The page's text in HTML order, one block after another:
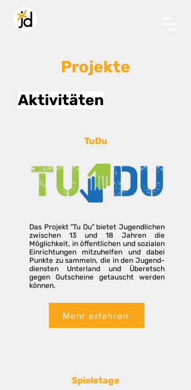
Projekte
Aktivitäten
Das Projekt "Tu Du" bietet Jugendlichen
zwischen 13 und 18 Jahren die
Möglichkeit, in öffentlichen und sozialen
Einrichtungen mitzuhelfen und dabei
Punkte zu sammeln, die in den Jugend-
diensten Unterland und Überetsch
gegen Gutscheine getauscht werden
können.
TuDu
Mehr erfahren
Spieletage